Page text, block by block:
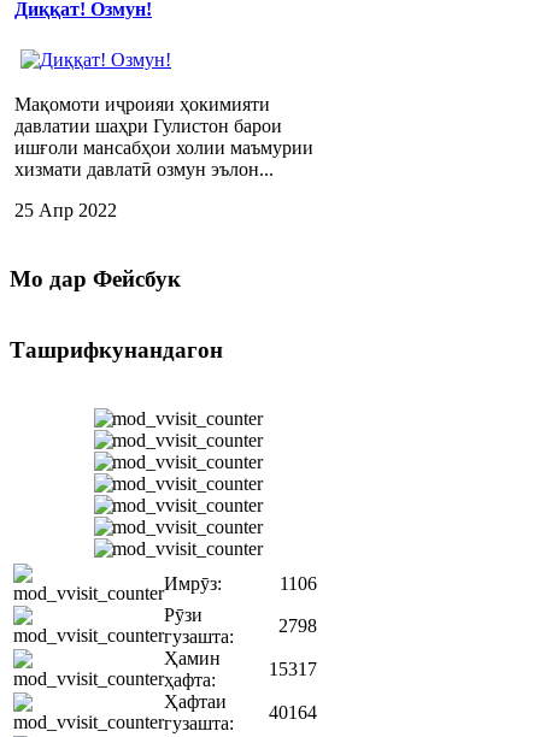
Диққат! Озмун!
Мақомоти иҷроияи ҳокимияти
давлатии шаҳри Гулистон барои
ишғоли мансабҳои холии маъмурии
хизмати давлатӣ озмун эълон...
25 Апр 2022
Мо дар Фейсбук
Ташрифкунандагон
Имрӯз:
1106
Рӯзи
гузашта:
2798
Ҳамин
ҳафта:
15317
Ҳафтаи
гузашта:
40164